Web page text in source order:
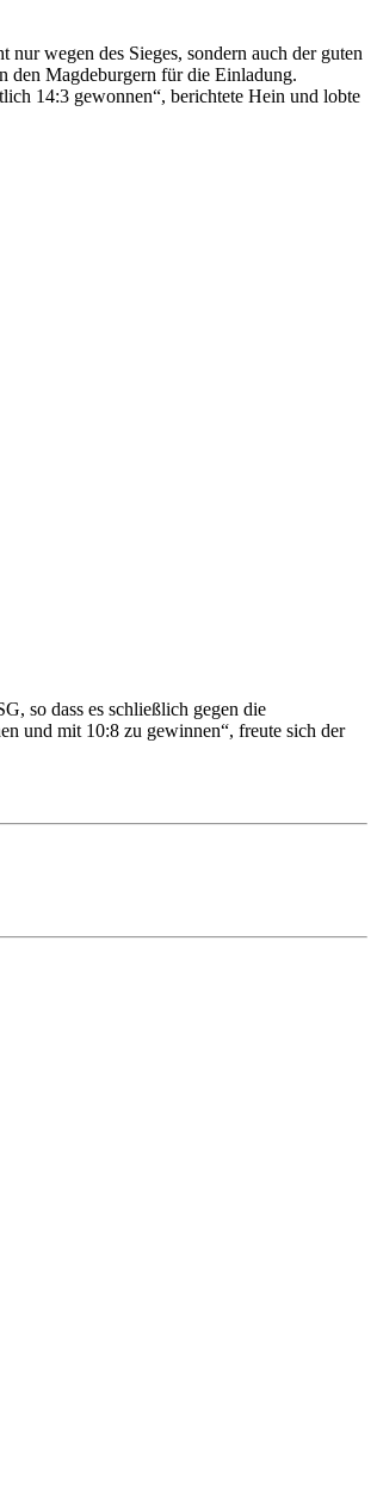
wegen des Sieges, sondern auch der guten
den Magdeburgern für die Einladung.
14:3 gewonnen“, berichtete Hein und lobte
so dass es schließlich gegen die
und mit 10:8 zu gewinnen“, freute sich der